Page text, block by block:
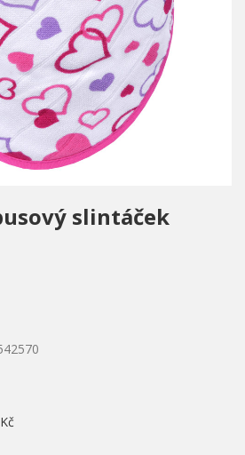
slintáček